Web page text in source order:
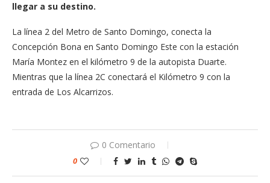
llegar a su destino.
La línea 2 del Metro de Santo Domingo, conecta la
Concepción Bona en Santo Domingo Este con la estación
María Montez en el kilómetro 9 de la autopista Duarte.
Mientras que la línea 2C conectará el Kilómetro 9 con la
entrada de Los Alcarrizos.
0 Comentario
0